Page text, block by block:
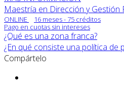
Maestría en Dirección y Gestión
ONLINE
16 meses - 75 créditos
Pago en cuotas sin intereses
¿Qué es una zona franca?
¿En qué consiste una política de
Compártelo